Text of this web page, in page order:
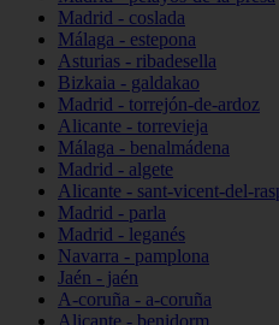
Madrid - coslada
Málaga - estepona
Asturias - ribadesella
Bizkaia - galdakao
Madrid - torrejón-de-ardoz
Alicante - torrevieja
Málaga - benalmádena
Madrid - algete
Alicante - sant-vicent-del-
Madrid - parla
Madrid - leganés
Navarra - pamplona
Jaén - jaén
A-coruña - a-coruña
Alicante - benidorm